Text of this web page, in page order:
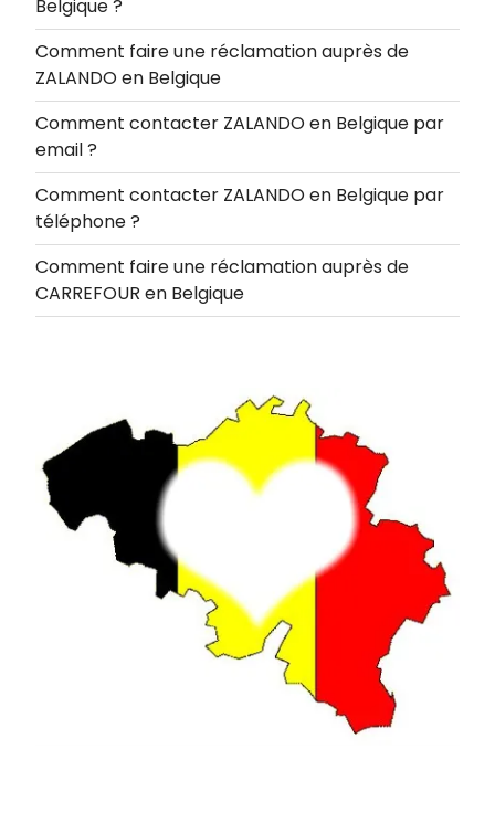
Belgique ?
Comment faire une réclamation auprès de
ZALANDO en Belgique
Comment contacter ZALANDO en Belgique par
email ?
Comment contacter ZALANDO en Belgique par
téléphone ?
Comment faire une réclamation auprès de
CARREFOUR en Belgique